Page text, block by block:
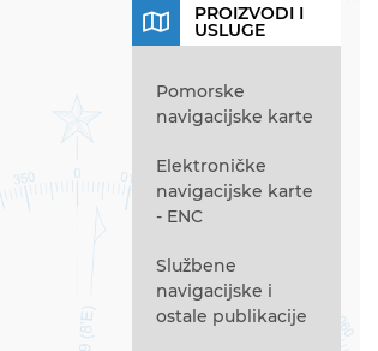
PROIZVODI I
USLUGE
Pomorske
navigacijske karte
Elektroničke
navigacijske karte
- ENC
Službene
navigacijske i
ostale publikacije